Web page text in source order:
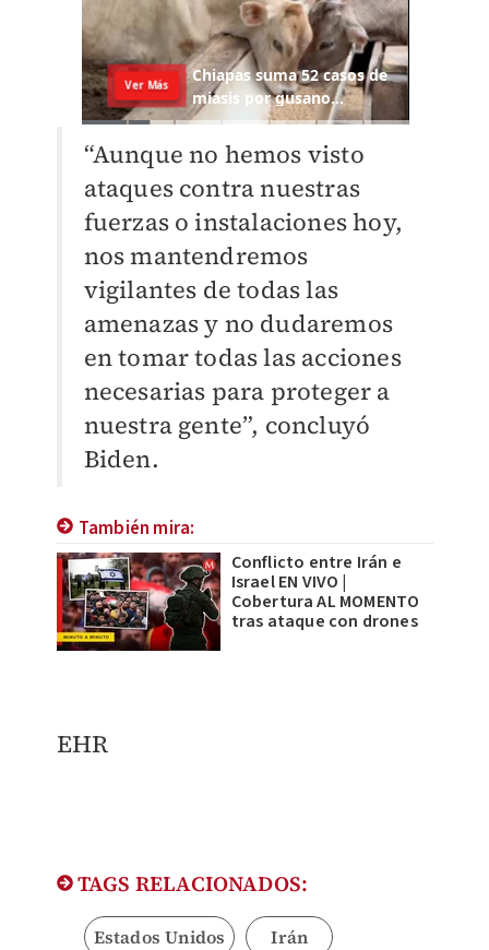
“Aunque no hemos visto
ataques contra nuestras
fuerzas o instalaciones hoy,
nos mantendremos
vigilantes de todas las
amenazas y no dudaremos
en tomar todas las acciones
necesarias para proteger a
nuestra gente”, concluyó
Biden.
También mira:
Conflicto entre Irán e
Israel EN VIVO |
Cobertura AL MOMENTO
tras ataque con drones
EHR
TAGS RELACIONADOS:
Estados Unidos Irán